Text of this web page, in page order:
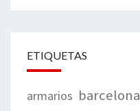
ETIQUETAS
armarios barcelona